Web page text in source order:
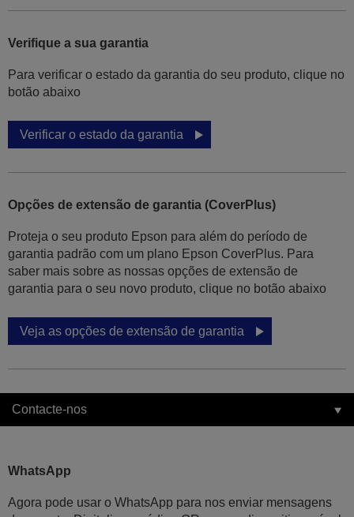
Verifique a sua garantia
Para verificar o estado da garantia do seu produto, clique no
botão abaixo
Verificar o estado da garantia
Opções de extensão de garantia (CoverPlus)
Proteja o seu produto Epson para além do período de
garantia padrão com um plano Epson CoverPlus. Para
saber mais sobre as nossas opções de extensão de
garantia para o seu novo produto, clique no botão abaixo
Veja as opções de extensão de garantia
Contacte-nos
WhatsApp
Agora pode usar o WhatsApp para nos enviar mensagens